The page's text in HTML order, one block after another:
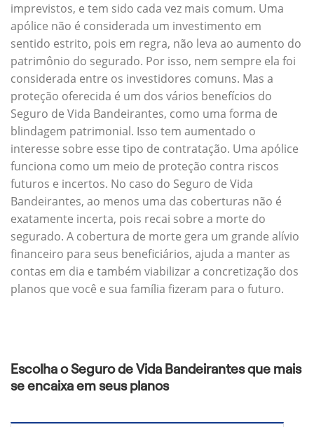
imprevistos, e tem sido cada vez mais comum. Uma
apólice não é considerada um investimento em
sentido estrito, pois em regra, não leva ao aumento do
patrimônio do segurado. Por isso, nem sempre ela foi
considerada entre os investidores comuns. Mas a
proteção oferecida é um dos vários benefícios do
Seguro de Vida Bandeirantes, como uma forma de
blindagem patrimonial. Isso tem aumentado o
interesse sobre esse tipo de contratação. Uma apólice
funciona como um meio de proteção contra riscos
futuros e incertos. No caso do Seguro de Vida
Bandeirantes, ao menos uma das coberturas não é
exatamente incerta, pois recai sobre a morte do
segurado. A cobertura de morte gera um grande alívio
financeiro para seus beneficiários, ajuda a manter as
contas em dia e também viabilizar a concretização dos
planos que você e sua família fizeram para o futuro.
Escolha o Seguro de Vida Bandeirantes que mais
se encaixa em seus planos